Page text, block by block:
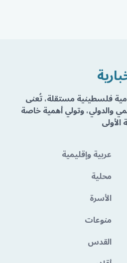
فلسطينية مستقلة، تُعنى
والدولي، وتولي أهمية خاصة
عربية وإقليمية
محلية
الأسرة
منوعات
القدس